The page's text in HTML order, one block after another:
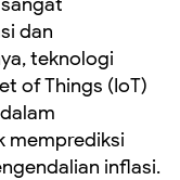
dan
teknologi
of Things (IoT)
memprediksi
inflasi.